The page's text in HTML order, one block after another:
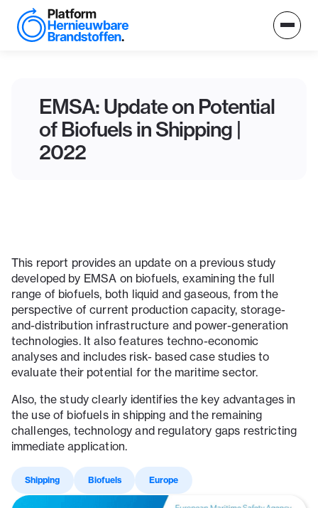
EMSA: Update on Potential
of Biofuels in Shipping |
2022
This report provides an update on a previous study
developed by EMSA on biofuels, examining the full
range of biofuels, both liquid and gaseous, from the
perspective of current production capacity, storage-
and-distribution infrastructure and power-generation
technologies. It also features techno-economic
analyses and includes risk- based case studies to
evaluate their potential for the maritime sector.
Also, the study clearly identifies the key advantages in
the use of biofuels in shipping and the remaining
challenges, technology and regulatory gaps restricting
immediate application.
Shipping Biofuels Europe